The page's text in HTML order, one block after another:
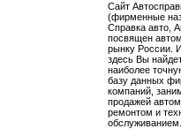
Сайт
(фирменные
Справка авто,
посвящен
рынку России.
здесь Вы
наиболее
базу данных
компаний,
продажей
ремонтом и
обслуживанием.